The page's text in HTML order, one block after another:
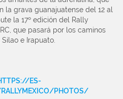
grava guanajuatense del 12 al
la 17º edición del Rally
que pasará por los caminos
e Irapuato.
ES-
PHOTOS/